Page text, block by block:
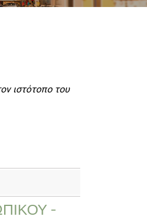
ιστότοπο του
-